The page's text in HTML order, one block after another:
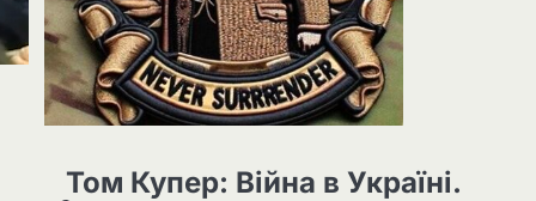
Том Купер: Війна в Україні.